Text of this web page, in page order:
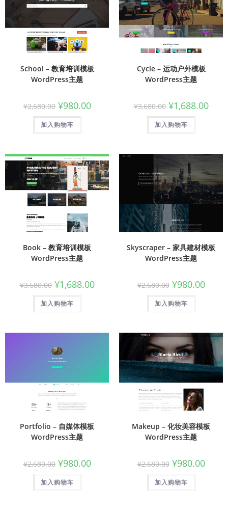
School – 教育培训模板
WordPress主题
¥2,680.00 ¥980.00
加入购物车
Cycle – 运动户外模板
WordPress主题
¥3,680.00 ¥1,688.00
加入购物车
Book – 教育培训模板
WordPress主题
¥3,680.00 ¥1,688.00
加入购物车
Skyscraper – 家具建材模板
WordPress主题
¥2,680.00 ¥980.00
加入购物车
Portfolio – 自媒体模板
WordPress主题
¥2,680.00 ¥980.00
加入购物车
Makeup – 化妆美容模板
WordPress主题
¥2,680.00 ¥980.00
加入购物车